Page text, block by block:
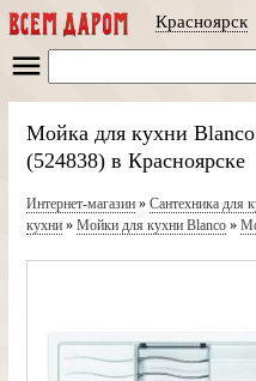
Красноярск
Мойка для кухни
(524838) в Красноярске
Интернет-магазин» Сантехника для
кухни» Мойки для кухни Blanco»